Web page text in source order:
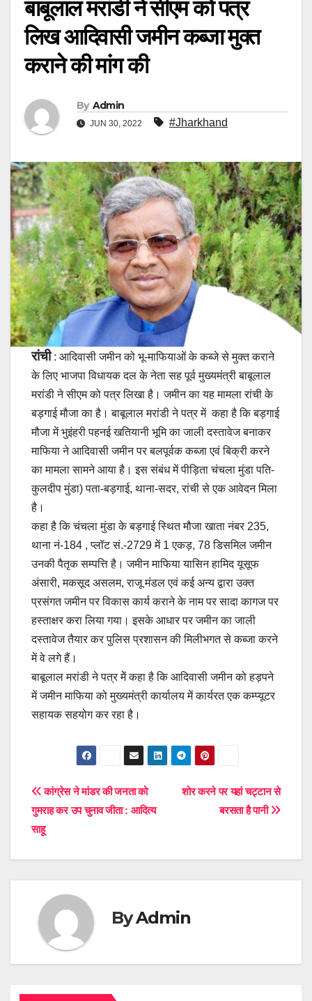
बाबूलाल मरांडी ने सीएम को पत्र
लिख आदिवासी जमीन कब्जा मुक्त
कराने की मांग की
By Admin
JUN 30, 2022 #Jharkhand
रांची: आदिवासी जमीन को भू-माफियाओं के कब्जे से मुक्त कराने
के लिए भाजपा विधायक दल के नेता सह पूर्व मुख्यमंत्री बाबूलाल
मरांडी ने सीएम को पत्र लिखा है। जमीन का यह मामला रांची के
बड़गाई मौजा का है। बाबूलाल मरांडी ने पत्र में कहा है कि बड़गाई
मौजा में भुइंहरी पहनई खतियानी भूमि का जाली दस्तावेज बनाकर
माफिया ने आदिवासी जमीन पर बलपूर्वक कब्जा एवं बिक्री करने
का मामला सामने आया है। इस संबंध में पीड़िता चंचला मुंडा पति-
कुलदीप मुंडा) पता-बड़गाई, थाना-सदर, रांची से एक आवेदन मिला
है।
कहा है कि चंचला मुंडा के बड़गाई स्थित मौजा खाता नंबर 235,
थाना नं-184 , प्लॉट सं.-2729 में 1 एकड़, 78 डिसमिल जमीन
उनकी पैतृक सम्पत्ति है। जमीन माफिया यासिन हामिद यूसूफ
अंसारी, मकसूद असलम, राजू मंडल एवं कई अन्य द्वारा उक्त
प्रसंगत जमीन पर विकास कार्य कराने के नाम पर सादा कागज पर
हस्ताक्षर करा लिया गया। इसके आधार पर जमीन का जाली
दस्तावेज तैयार कर पुलिस प्रशासन की मिलीभगत से कब्जा करने
में वे लगे हैं।
बाबूलाल मरांडी ने पत्र मेें कहा है कि आदिवासी जमीन को हड़पने
में जमीन माफिया को मुख्यमंत्री कार्यालय में कार्यरत एक कम्प्यूटर
सहायक सहयोग कर रहा है।
Post
navigation
शोर करने पर यहां चट्टान से
बरसता है पानी
कांग्रेस ने मांडर की जनता को
गुमराह कर उप चुनाव जीता : आदित्य
साहू
ByAdmin